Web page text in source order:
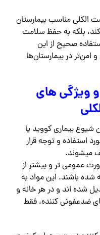
الکلی مناسب بیمارستان
بلکه به حفظ سلامت
صحیح از این
در بیمارستان‌ها
ویژگی های
شیوع بیماری کووید یا
استفاده و توجه قرار
میشوند.
عمومی تر و بیشتر از
شده باشند. این مواد به
شده اند و در هر خانه و
ضدعفونی کننده، فقط